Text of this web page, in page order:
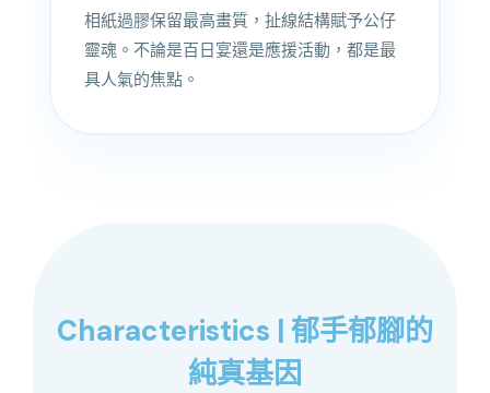
相紙過膠保留最高畫質，扯線結構賦予公仔
靈魂。不論是百日宴還是應援活動，都是最
具人氣的焦點。
Characteristics | 郁手郁腳的
純真基因